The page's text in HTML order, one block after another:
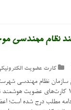
هوشمند نظام مهندسی
کارت عضویت
سازمان نظام مهندسی
مهرستان: لیست شماره 1 کارت‌های
مطلب درج شده است؛